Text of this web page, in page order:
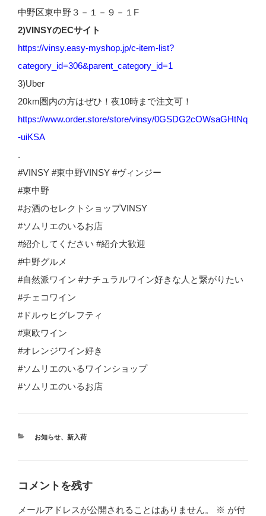
中野区東中野３－１－９－１F
2)VINSYのECサイト
https://vinsy.easy-myshop.jp/c-item-list?
category_id=306&parent_category_id=1
3)Uber
20km圏内の方はぜひ！夜10時まで注文可！
https://www.order.store/store/vinsy/0GSDG2cOWsaGHtNq
-uiKSA
.
#VINSY #東中野VINSY #ヴィンジー
#東中野
#お酒のセレクトショップVINSY
#ソムリエのいるお店
#紹介してください #紹介大歓迎
#中野グルメ
#自然派ワイン #ナチュラルワイン好きな人と繋がりたい
#チェコワイン
#ドルゥヒグレフティ
#東欧ワイン
#オレンジワイン好き
#ソムリエのいるワインショップ
#ソムリエのいるお店
カ
お知らせ、 新入荷
コメントを残す
メールアドレスが公開されることはありません。 ※ が付